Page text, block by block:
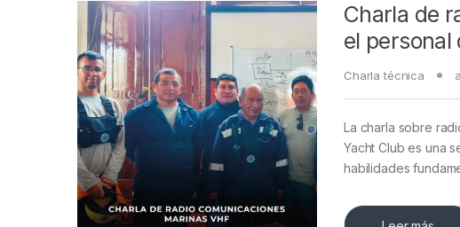
Charla de
el personal
Charla técnica
La charla sobre
Yacht Club es una
habilidades